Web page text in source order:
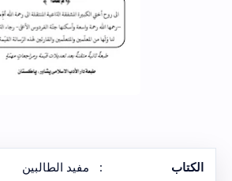
الكتاب : مفيد الطالبين